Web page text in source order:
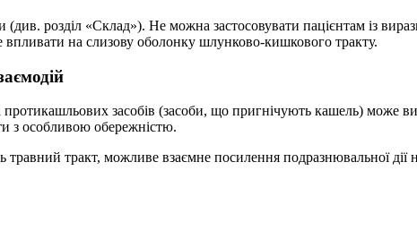
(див. розділ «Склад»). Не можна застосовувати пацієнтам із
на слизову оболонку шлунково-кишкового тракту.
засобів (засоби, що пригнічують кашель) може
з особливою обережністю.
тракт, можливе взаємне посилення подразнювальної дії